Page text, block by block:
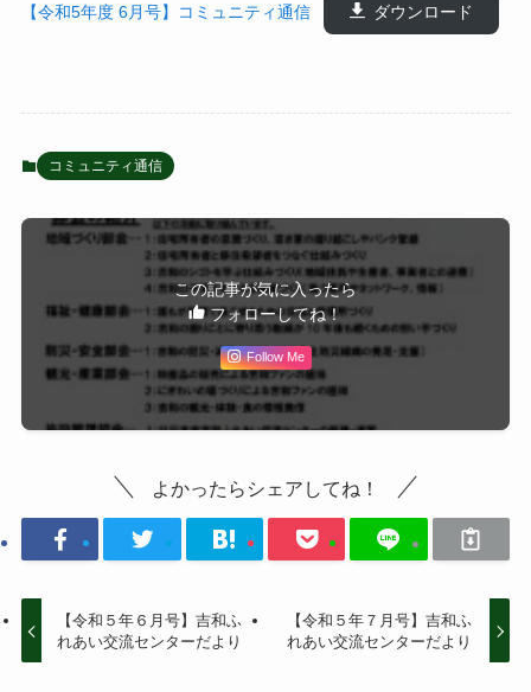
【令和5年度 6月号】コミュニティ通信 ダウンロード
コミュニティ通信
この記事が気に入ったら
フォローしてね！
Follow Me
よかったらシェアしてね！
【令和５年６月号】吉和ふ
れあい交流センターだより
【令和５年７月号】吉和ふ
れあい交流センターだより